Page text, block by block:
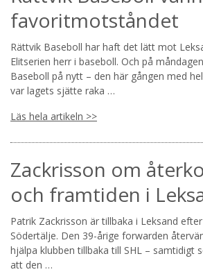
favoritmotståndet
Rättvik Baseboll har haft det lätt mot
Elitserien herr i baseboll. Och på
Baseboll på nytt – den här gången med
var lagets sjätte raka …
Läs hela artikeln >>
Zackrisson om
och framtiden i
Patrik Zackrisson är tillbaka i Leksand
Södertälje. Den 39-årige forwarden
hjälpa klubben tillbaka till SHL – samtidigt
att den …